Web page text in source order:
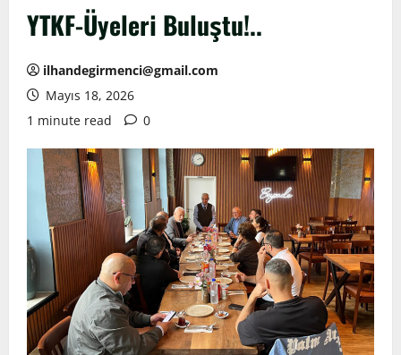
YTKF-Üyeleri Buluştu!..
ilhandegirmenci@gmail.com
Mayıs 18, 2026
1 minute read
0